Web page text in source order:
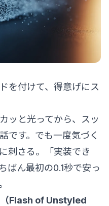
を付けて、得意げにス
ッと光ってから、スッ
です。でも一度気づく
刺さる。「実装でき
ばん最初の0.1秒で安っ
（Flash of Unstyled